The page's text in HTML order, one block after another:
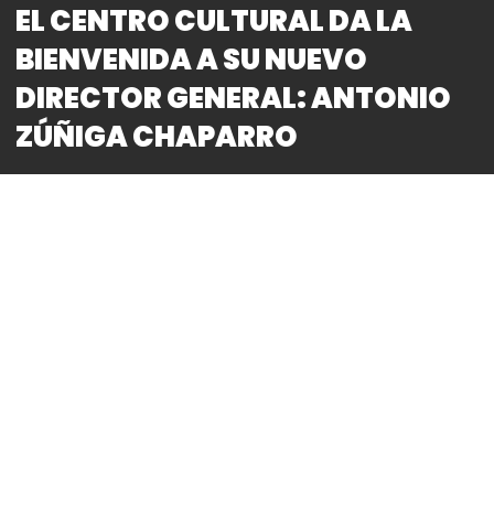
EL CENTRO CULTURAL DA LA
BIENVENIDA A SU NUEVO
DIRECTOR GENERAL: ANTONIO
ZÚÑIGA CHAPARRO